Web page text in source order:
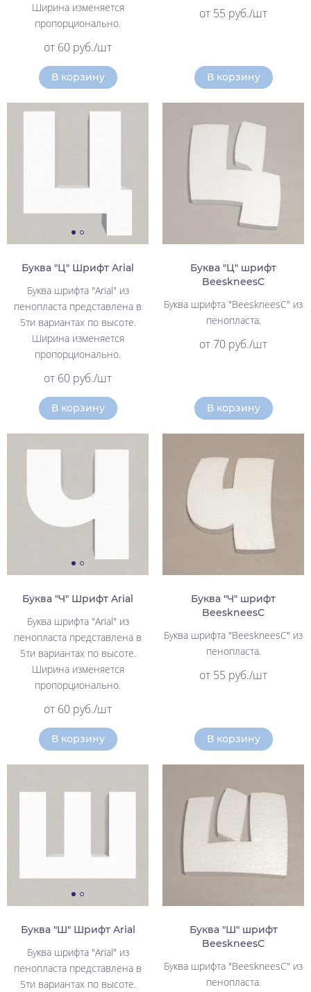
Ширина изменяется
пропорционально.
от 60 руб./шт
В корзину
от 55 руб./шт
В корзину
Буква "Ц" Шрифт Arial
Буква шрифта "Arial" из
пенопласта представлена в
5ти вариантах по высоте.
Ширина изменяется
пропорционально.
от 60 руб./шт
В корзину
Буква "Ц" шрифт
BeeskneesC
Буква шрифта "BeeskneesC" из
пенопласта.
от 70 руб./шт
В корзину
Буква "Ч" Шрифт Arial
Буква шрифта "Arial" из
пенопласта представлена в
5ти вариантах по высоте.
Ширина изменяется
пропорционально.
от 60 руб./шт
В корзину
Буква "Ч" шрифт
BeeskneesC
Буква шрифта "BeeskneesC" из
пенопласта.
от 55 руб./шт
В корзину
Буква "Ш" Шрифт Arial
Буква шрифта "Arial" из
пенопласта представлена в
5ти вариантах по высоте.
Буква "Ш" шрифт
BeeskneesC
Буква шрифта "BeeskneesC" из
пенопласта.